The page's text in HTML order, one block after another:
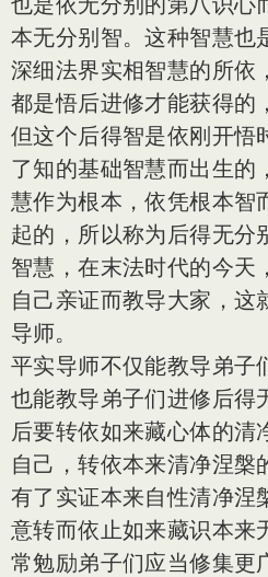
本无分别智。这种智慧也
深细法界实相智慧的所依
都是悟后进修才能获得的
但这个后得智是依刚开悟
了知的基础智慧而出生的
慧作为根本，依凭根本智
起的，所以称为后得无分
智慧，在末法时代的今天
自己亲证而教导大家，这
导师。
平实导师不仅能教导弟子
也能教导弟子们进修后得
后要转依如来藏心体的清
自己，转依本来清净涅槃
有了实证本来自性清净涅
意转而依止如来藏识本来
常勉励弟子们应当修集更